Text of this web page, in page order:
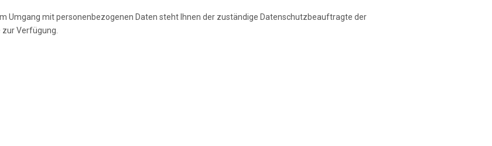
Umgang mit personenbezogenen Daten steht Ihnen der zuständige Datenschutzbeauftragte der
Verfügung.